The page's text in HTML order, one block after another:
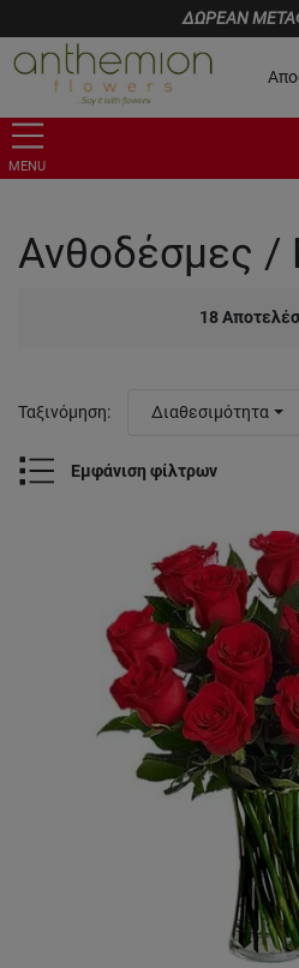
ΔΩΡΕΑΝ
MENU
Ανθοδέσμες
18
Εμφάνιση φίλτρων
Ταξινόμηση: Διαθεσιμότητα